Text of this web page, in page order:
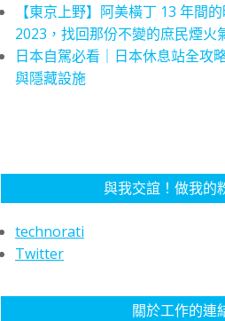
【東京上野】阿美橫丁 13 年間
2023，找回那份不變的庶民煙火
日本自駕必看｜日本休息站全攻
與隱藏設施
與我交誼！做我的
technorati
Twitter
關於工作的連